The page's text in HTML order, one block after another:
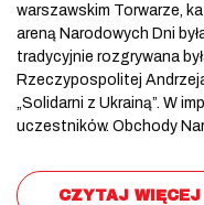
warszawskim Torwarze,
areną Narodowych Dni
tradycyjnie rozgrywana
Rzeczypospolitej
„Solidarni z Ukrainą”. W
uczestników. Obchody
CZYTAJ WIĘCEJ